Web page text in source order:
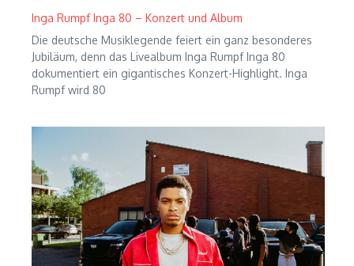
Inga Rumpf Inga 80 – Konzert und Album
Die deutsche Musiklegende feiert ein ganz besonderes
Jubiläum, denn das Livealbum Inga Rumpf Inga 80
dokumentiert ein gigantisches Konzert-Highlight. Inga
Rumpf wird 80